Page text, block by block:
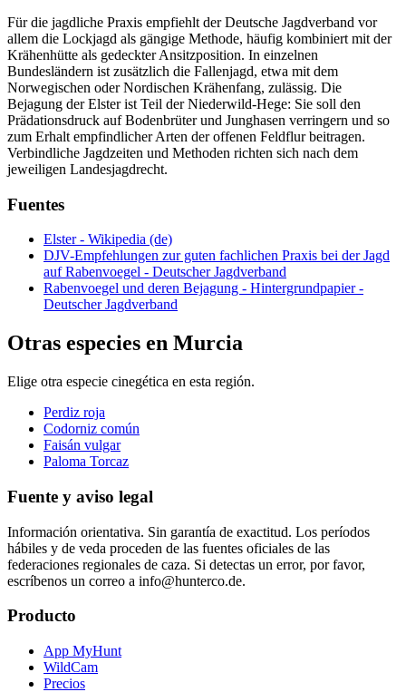
Für die jagdliche Praxis empfiehlt der Deutsche Jagdverband vor
allem die Lockjagd als gängige Methode, häufig kombiniert mit der
Krähenhütte als gedeckter Ansitzposition. In einzelnen
Bundesländern ist zusätzlich die Fallenjagd, etwa mit dem
Norwegischen oder Nordischen Krähenfang, zulässig. Die
Bejagung der Elster ist Teil der Niederwild-Hege: Sie soll den
Prädationsdruck auf Bodenbrüter und Junghasen verringern und so
zum Erhalt empfindlicher Arten der offenen Feldflur beitragen.
Verbindliche Jagdzeiten und Methoden richten sich nach dem
jeweiligen Landesjagdrecht.
Fuentes
Elster - Wikipedia (de)
DJV-Empfehlungen zur guten fachlichen Praxis bei der Jagd
auf Rabenvoegel - Deutscher Jagdverband
Rabenvoegel und deren Bejagung - Hintergrundpapier -
Deutscher Jagdverband
Otras especies en Murcia
Elige otra especie cinegética en esta región.
Perdiz roja
Codorniz común
Faisán vulgar
Paloma Torcaz
Fuente y aviso legal
Información orientativa. Sin garantía de exactitud. Los períodos
hábiles y de veda proceden de las fuentes oficiales de las
federaciones regionales de caza. Si detectas un error, por favor,
escríbenos un correo a info@hunterco.de.
Producto
App MyHunt
WildCam
Precios